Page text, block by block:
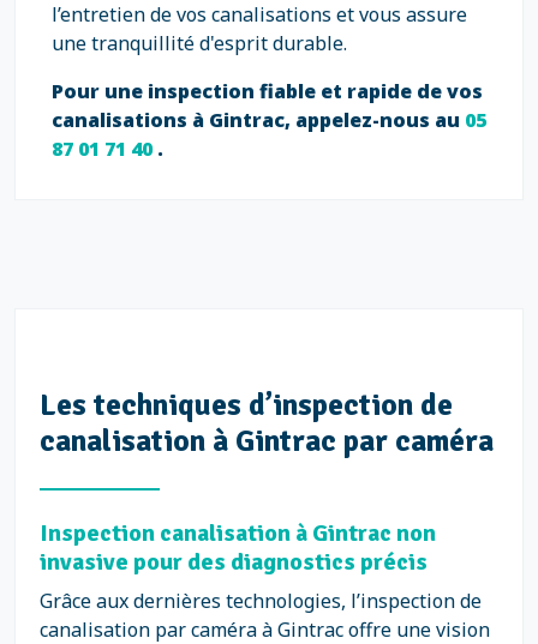
l’entretien de vos canalisations et vous assure
une tranquillité d'esprit durable.
Pour une inspection fiable et rapide de vos
canalisations à Gintrac, appelez-nous au 05
87 01 71 40.
Les techniques d’inspection de
canalisation à Gintrac par caméra
Inspection canalisation à Gintrac non
invasive pour des diagnostics précis
Grâce aux dernières technologies, l’inspection de
canalisation par caméra à Gintrac offre une vision